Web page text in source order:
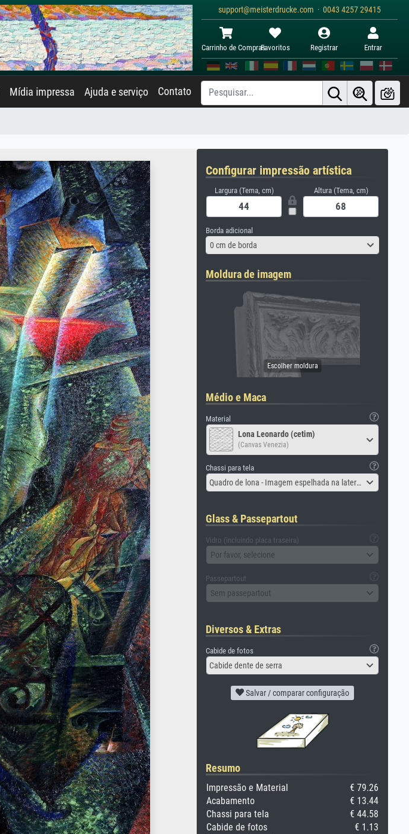
support@meisterdrucke.com · 0043 4257 29415
Carrinho de ComprasFavoritos Registrar Entrar
Mídia impressa Ajuda e serviço Contato
Configurar impressão artística
Largura (Tema, cm) Altura (Tema, cm)
Borda adicional
0 cm de borda
Moldura de imagem
Médio e Maca
Material
Lona Leonardo (cetim)
(Canvas Venezia)
Chassi para tela
Quadro de lona - Imagem espelhada na lateral
Glass & Passepartout
Vidro (incluindo placa traseira)
Por favor, selecione
Passepartout
Sem passepartout
Diversos & Extras
Cabide de fotos
Cabide dente de serra
Salvar / comparar configuração
Resumo
Impressão e Material
€ 79.26
Acabamento
€ 13.44
Chassi para tela
€ 44.58
Cabide de fotos
€ 1.13